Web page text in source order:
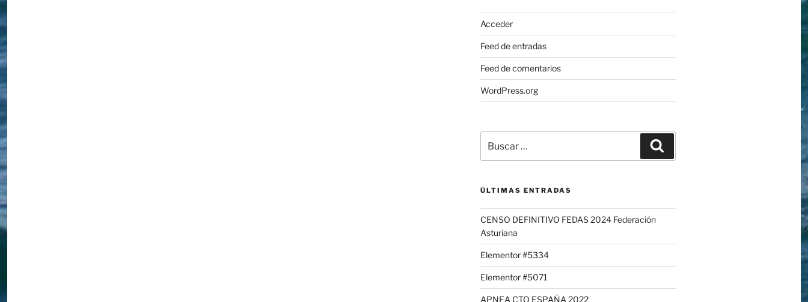
Acceder
Feed de entradas
Feed de comentarios
WordPress.org
ÚLTIMAS ENTRADAS
CENSO DEFINITIVO FEDAS 2024 Federación
Asturiana
Elementor #5334
Elementor #5071
APNEA CTO ESPAÑA 2022